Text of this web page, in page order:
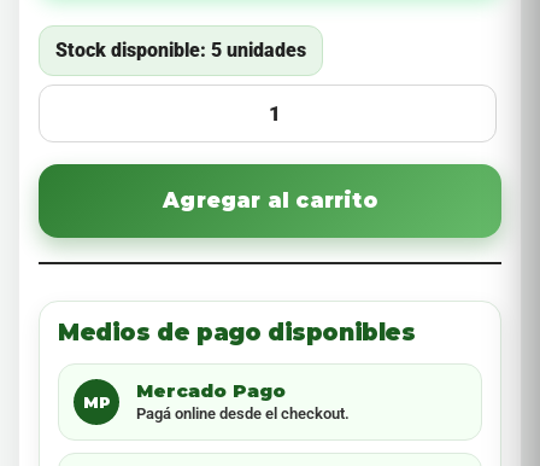
Stock disponible: 5 unidades
Agregar al carrito
Medios de pago disponibles
MP
Mercado Pago
Pagá online desde el checkout.